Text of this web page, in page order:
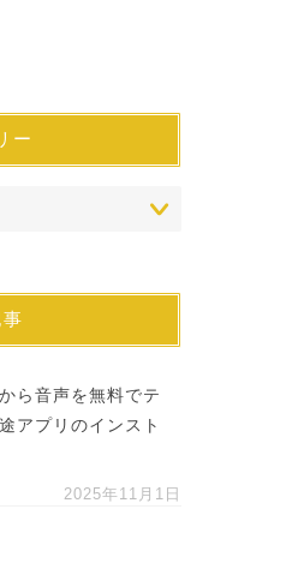
ー
ら音声を無料でテ
アプリのインスト
2025年11月1日